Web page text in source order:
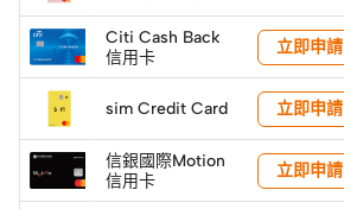
Citi Cash Back
信用卡
立即申請
sim Credit Card 立即申請
信銀國際Motion
信用卡
立即申請